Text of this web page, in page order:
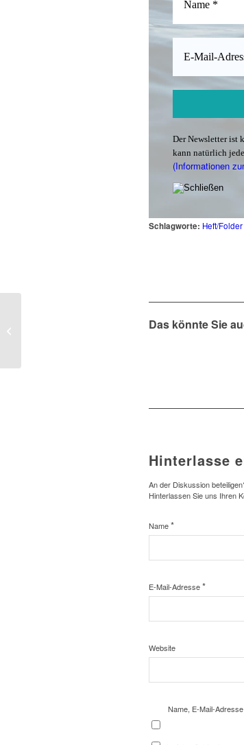
Der Newsletter ist
kann natürlich
(Informationen
Schlagworte: Heft/Folder
Das könnte Sie
Hinterlasse
An der Diskussion
Hinterlassen Sie uns Ihren
Name*
E-Mail-Adresse*
Website
Name, E-Mail-